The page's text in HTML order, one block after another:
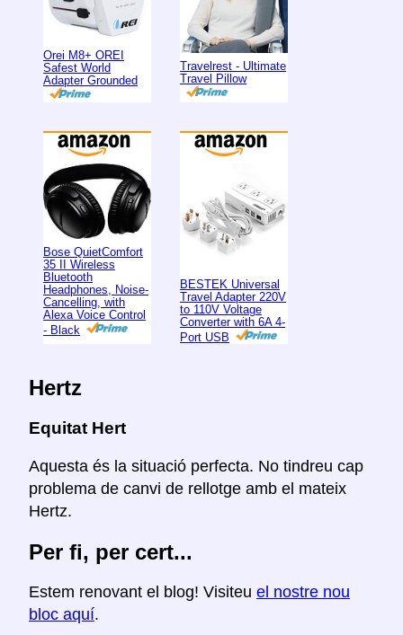
Orei M8+ OREI
Safest World
Adapter Grounded
Travelrest - Ultimate
Travel Pillow
Bose QuietComfort
35 II Wireless
Bluetooth
Headphones, Noise-
Cancelling, with
Alexa Voice Control
- Black
BESTEK Universal
Travel Adapter 220V
to 110V Voltage
Converter with 6A 4-
Port USB
Hertz
Equitat Hert
Aquesta és la situació perfecta. No tindreu cap
problema de canvi de rellotge amb el mateix
Hertz.
Per fi, per cert...
Estem renovant el blog! Visiteu el nostre nou
bloc aquí.